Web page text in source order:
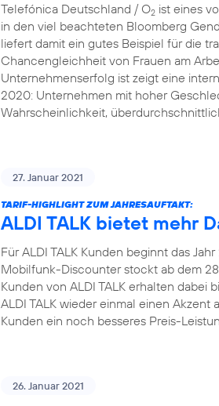
Telefónica Deutschland / O2 ist eines
in den viel beachteten Bloomberg
liefert damit ein gutes Beispiel für die
Chancengleichheit von Frauen am
Unternehmenserfolg ist zeigt eine
2020: Unternehmen mit hoher
Wahrscheinlichkeit,
27. Januar 2021
TARIF-HIGHLIGHT ZUM JAHRESAUFTAKT:
ALDI TALK bietet mehr
Für ALDI TALK Kunden beginnt das
Mobilfunk-Discounter stockt ab dem
Kunden von ALDI TALK erhalten dabei
ALDI TALK wieder einmal einen
Kunden ein noch besseres Preis-
26. Januar 2021